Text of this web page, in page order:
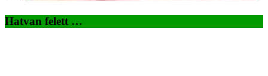
Hatvan felett …